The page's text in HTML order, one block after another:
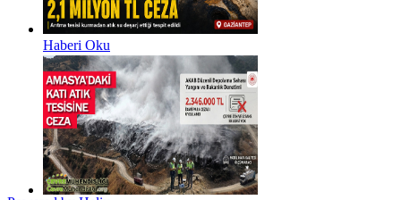
Haberi Oku